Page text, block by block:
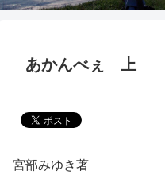
あかんべぇ 上
宮部みゆき著